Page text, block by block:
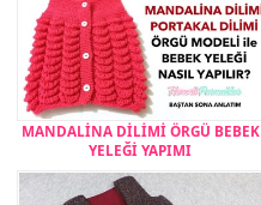
MANDALİNA DİLİMİ ÖRGÜ BEBEK
YELEĞİ YAPIMI